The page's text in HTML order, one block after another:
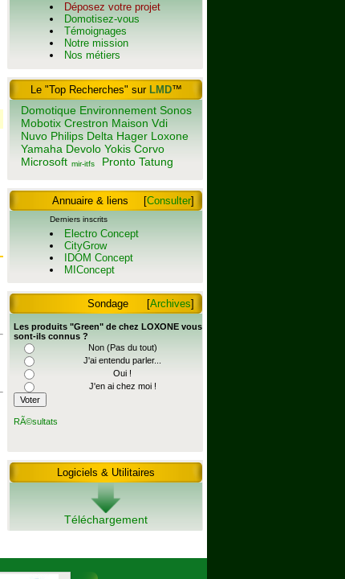
Déposez votre projet
Domotisez-vous
Témoignages
Notre mission
Nos métiers
Le "Top Recherches" sur LMD™
Domotique Environnement Sonos
Mobotix Crestron Maison Vdi
Nuvo Philips Delta Hager Loxone
Yamaha Devolo Yokis Corvo
Microsoft mir-itfs Pronto Tatung
Annuaire & liens [Consulter]
Derniers inscrits
Electro Concept
CityGrow
IDOM Concept
MIConcept
Sondage [Archives]
Les produits "Green" de chez LOXONE vous
sont-ils connus ?
Non (Pas du tout)
J'ai entendu parler...
Oui !
J'en ai chez moi !
RÃ©sultats
Logiciels & Utilitaires
Téléchargement